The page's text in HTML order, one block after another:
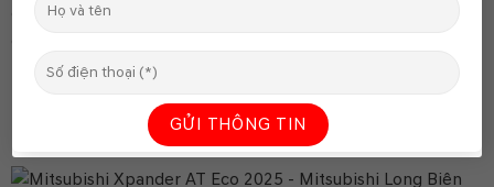
động cơ tiết kiệm nhiên liệu và nhiều tiện ích an toàn, đây
hiểu chi tiết.
————————————————————-
2. Không Gian Nội Thất Rộng Rãi, Tiện Nghi